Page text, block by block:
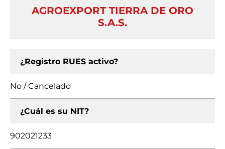
AGROEXPORT TIERRA DE ORO
S.A.S.
¿Registro RUES activo?
No / Cancelado
¿Cuál es su NIT?
902021233